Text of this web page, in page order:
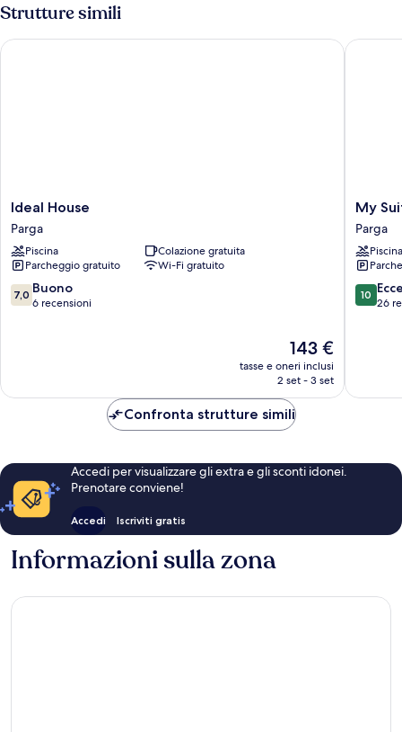
Strutture simili
Ideal
House
Parga
Ideal House
Parga
Piscina
Colazione gratuita
Parcheggio gratuito
Wi-Fi gratuito
7.0
su
7,0 Buono
6 recensioni
Il
prezzo
attuale
143 €
143 €
tasse e oneri inclusi
2 set - 3 set
Ideal House
My
Suite
Parga
My
Parga
Piscina
10.0
su
10
26
My Suite
Confronta strutture simili
Accedi per visualizzare gli extra e gli sconti idonei.
Prenotare conviene!
Accedi Iscriviti gratis
Informazioni sulla zona